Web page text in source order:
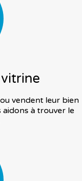
vendent leur bien
aidons à trouver le